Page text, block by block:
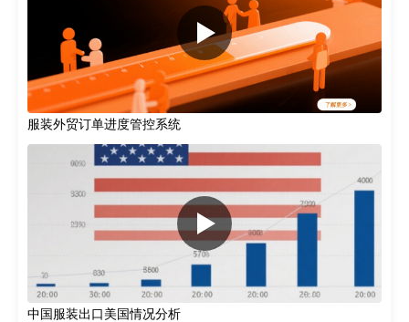
服装外贸订单进度管控系统
中国服装出口美国情况分析